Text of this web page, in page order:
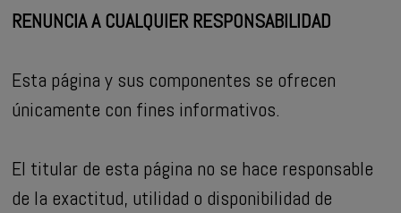
RENUNCIA A CUALQUIER RESPONSABILIDAD
Esta página y sus componentes se ofrecen
únicamente con fines informativos.
El titular de esta página no se hace responsable
de la exactitud, utilidad o disponibilidad de